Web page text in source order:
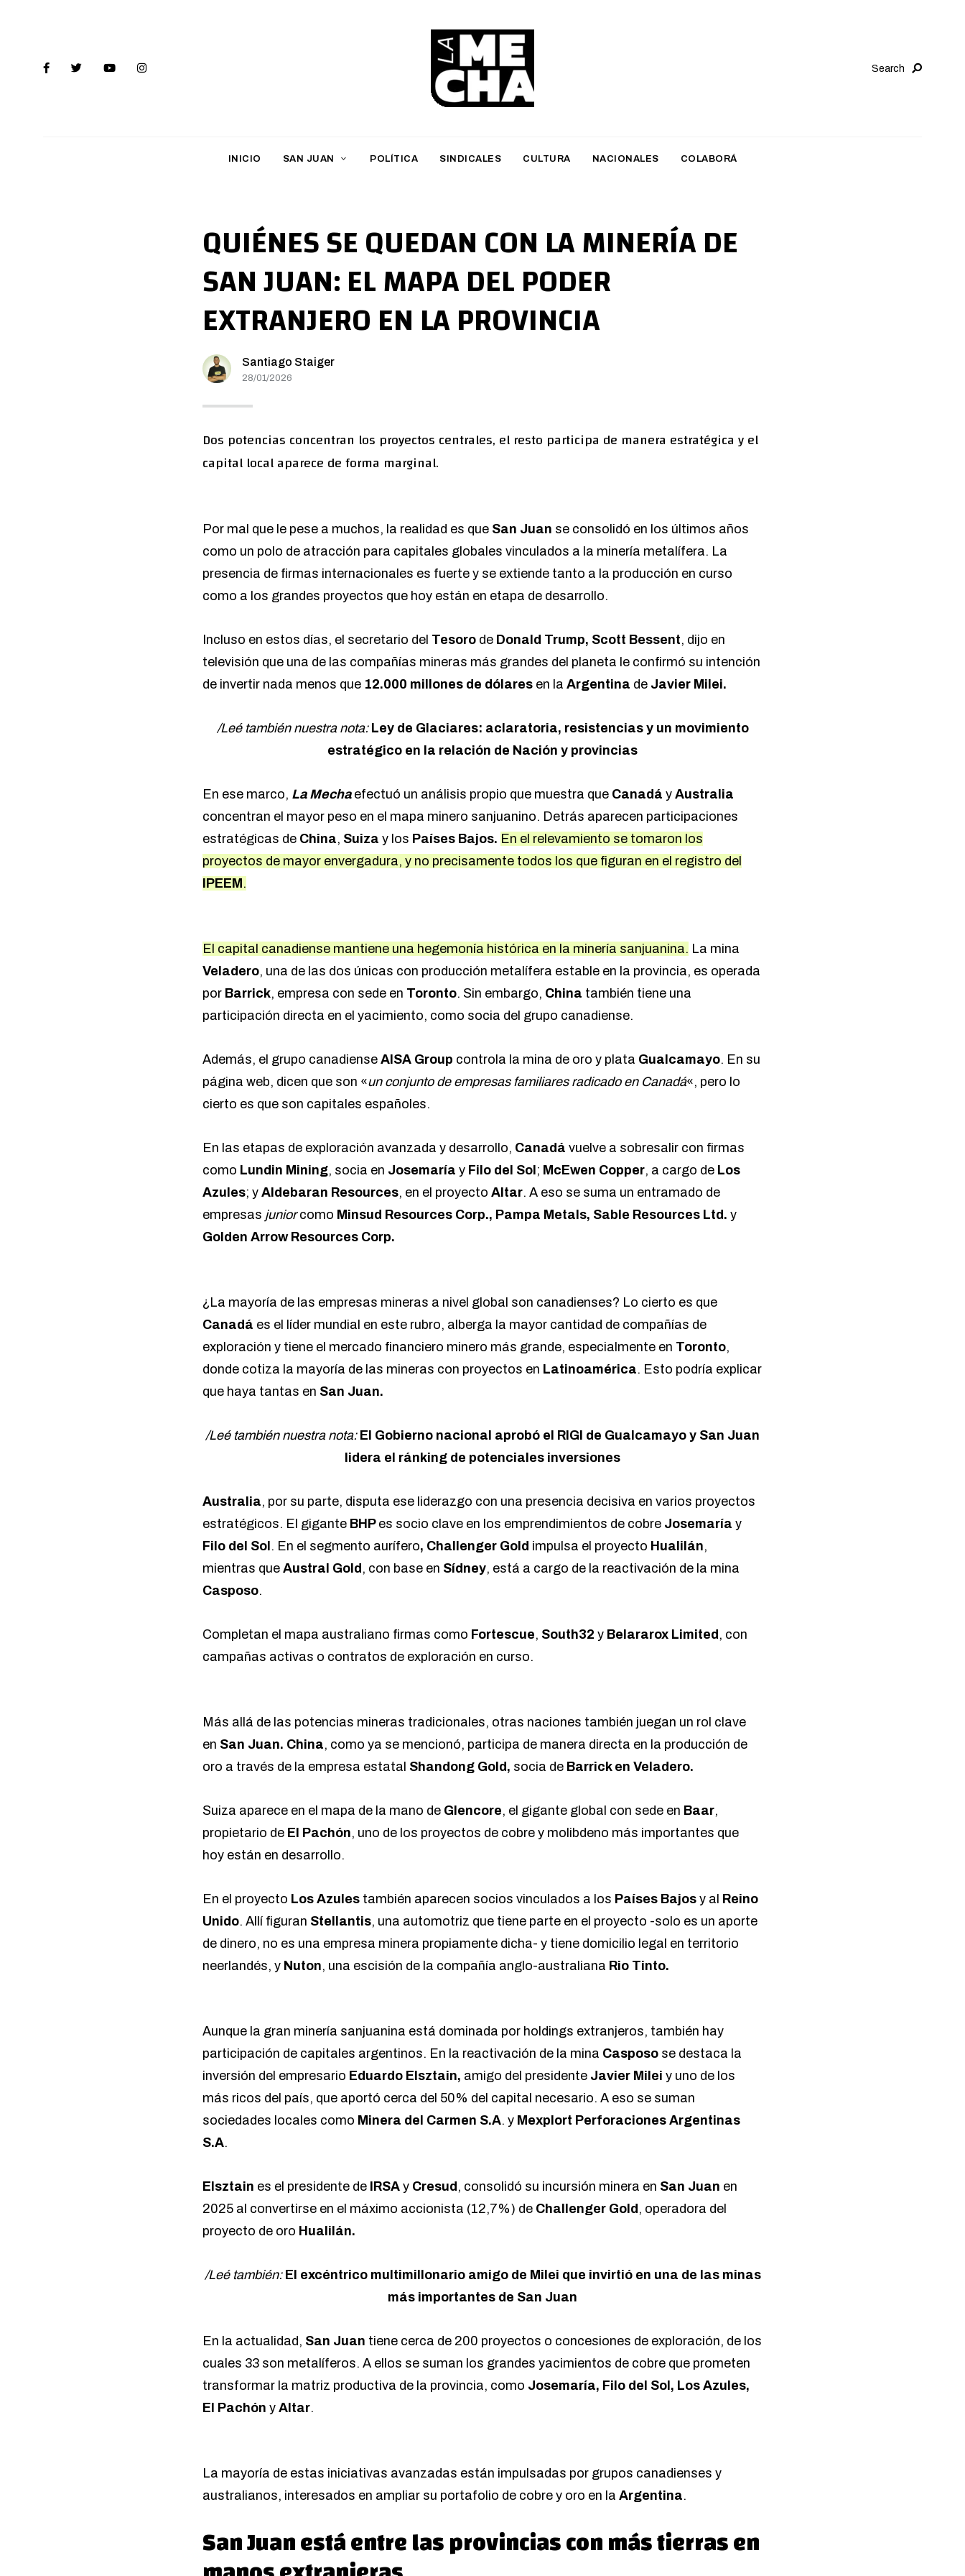
a
M
h
a
Search
INICIO SAN JUAN POLÍTICA SINDICALES CULTURA NACIONALES COLABORÁ
QUIÉNES SE QUEDAN CON LA MINERÍA DE
SAN JUAN: EL MAPA DEL PODER
EXTRANJERO EN LA PROVINCIA
Santiago Staiger
28/01/2026
Dos potencias concentran los proyectos centrales, el resto participa de manera estratégica y el
capital local aparece de forma marginal.
Por mal que le pese a muchos, la realidad es que San Juan se consolidó en los últimos años
como un polo de atracción para capitales globales vinculados a la minería metalífera. La
presencia de firmas internacionales es fuerte y se extiende tanto a la producción en curso
como a los grandes proyectos que hoy están en etapa de desarrollo.
Incluso en estos días, el secretario del Tesoro de Donald Trump, Scott Bessent, dijo en
televisión que una de las compañías mineras más grandes del planeta le confirmó su intención
de invertir nada menos que 12.000 millones de dólares en la Argentina de Javier Milei.
/Leé también nuestra nota: Ley de Glaciares: aclaratoria, resistencias y un movimiento
estratégico en la relación de Nación y provincias
En ese marco, La Mecha efectuó un análisis propio que muestra que Canadá y Australia
concentran el mayor peso en el mapa minero sanjuanino. Detrás aparecen participaciones
estratégicas de China, Suiza y los Países Bajos. En el relevamiento se tomaron los
proyectos de mayor envergadura, y no precisamente todos los que figuran en el registro del
IPEEM.
El capital canadiense mantiene una hegemonía histórica en la minería sanjuanina. La mina
Veladero, una de las dos únicas con producción metalífera estable en la provincia, es operada
por Barrick, empresa con sede en Toronto. Sin embargo, China también tiene una
participación directa en el yacimiento, como socia del grupo canadiense.
Además, el grupo canadiense AISA Group controla la mina de oro y plata Gualcamayo. En su
página web, dicen que son «un conjunto de empresas familiares radicado en Canadá«, pero lo
cierto es que son capitales españoles.
En las etapas de exploración avanzada y desarrollo, Canadá vuelve a sobresalir con firmas
como Lundin Mining, socia en Josemaría y Filo del Sol; McEwen Copper, a cargo de Los
Azules; y Aldebaran Resources, en el proyecto Altar. A eso se suma un entramado de
empresas juniorcomo Minsud Resources Corp., Pampa Metals, Sable Resources Ltd. y
Golden Arrow Resources Corp.
¿La mayoría de las empresas mineras a nivel global son canadienses? Lo cierto es que
Canadá es el líder mundial en este rubro, alberga la mayor cantidad de compañías de
exploración y tiene el mercado financiero minero más grande, especialmente en Toronto,
donde cotiza la mayoría de las mineras con proyectos en Latinoamérica. Esto podría explicar
que haya tantas en San Juan.
/Leé también nuestra nota: El Gobierno nacional aprobó el RIGI de Gualcamayo y San Juan
lidera el ránking de potenciales inversiones
Australia, por su parte, disputa ese liderazgo con una presencia decisiva en varios proyectos
estratégicos. El gigante BHP es socio clave en los emprendimientos de cobre Josemaría y
Filo del Sol. En el segmento aurífero, Challenger Gold impulsa el proyecto Hualilán,
mientras que Austral Gold, con base en Sídney, está a cargo de la reactivación de la mina
Casposo.
Completan el mapa australiano firmas como Fortescue, South32 y Belararox Limited, con
campañas activas o contratos de exploración en curso.
Más allá de las potencias mineras tradicionales, otras naciones también juegan un rol clave
en San Juan. China, como ya se mencionó, participa de manera directa en la producción de
oro a través de la empresa estatal Shandong Gold, socia de Barrick en Veladero.
Suiza aparece en el mapa de la mano de Glencore, el gigante global con sede en Baar,
propietario de El Pachón, uno de los proyectos de cobre y molibdeno más importantes que
hoy están en desarrollo.
En el proyecto Los Azules también aparecen socios vinculados a los Países Bajos y al Reino
Unido. Allí figuran Stellantis, una automotriz que tiene parte en el proyecto -solo es un aporte
de dinero, no es una empresa minera propiamente dicha- y tiene domicilio legal en territorio
neerlandés, y Nuton, una escisión de la compañía anglo-australiana Rio Tinto.
Aunque la gran minería sanjuanina está dominada por holdings extranjeros, también hay
participación de capitales argentinos. En la reactivación de la mina Casposo se destaca la
inversión del empresario Eduardo Elsztain, amigo del presidente Javier Milei y uno de los
más ricos del país, que aportó cerca del 50% del capital necesario. A eso se suman
sociedades locales como Minera del Carmen S.A. y Mexplort Perforaciones Argentinas
S.A.
Elsztain es el presidente de IRSA y Cresud, consolidó su incursión minera en San Juan en
2025 al convertirse en el máximo accionista (12,7%) de Challenger Gold, operadora del
proyecto de oro Hualilán.
/Leé también: El excéntrico multimillonario amigo de Milei que invirtió en una de las minas
más importantes de San Juan
En la actualidad, San Juan tiene cerca de 200 proyectos o concesiones de exploración, de los
cuales 33 son metalíferos. A ellos se suman los grandes yacimientos de cobre que prometen
transformar la matriz productiva de la provincia, como Josemaría, Filo del Sol, Los Azules,
El Pachón y Altar.
La mayoría de estas iniciativas avanzadas están impulsadas por grupos canadienses y
australianos, interesados en ampliar su portafolio de cobre y oro en la Argentina.
San Juan está entre las provincias con más tierras en